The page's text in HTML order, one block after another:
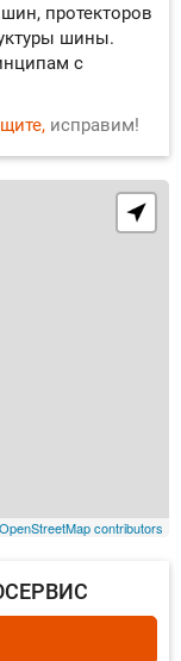
протекторов
шины.
с
исправим!
contributors